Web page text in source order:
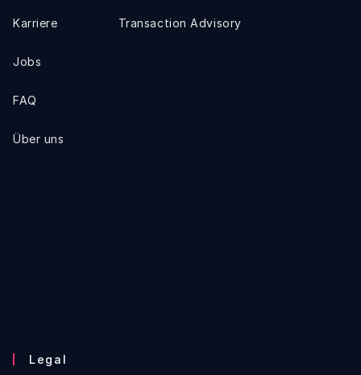
Karriere
Jobs
FAQ
Über uns
Transaction Advisory
Legal